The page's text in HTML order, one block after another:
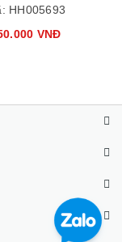
HH005693
VNĐ